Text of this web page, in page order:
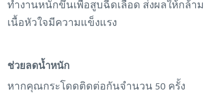
ทำงานหนักขึ้นเพื่อสูบฉีดเลือด ส่งผลให้กล้าม
เนื้อหัวใจมีความแข็งแรง
ช่วยลดน้ำหนัก
หากคุณกระโดดติดต่อกันจำนวน 50 ครั้ง